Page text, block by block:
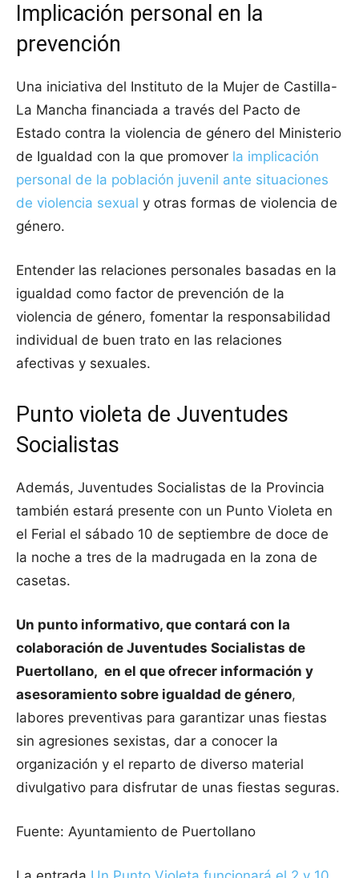
Implicación personal en la
prevención
Una iniciativa del Instituto de la Mujer de Castilla-
La Mancha financiada a través del Pacto de
Estado contra la violencia de género del Ministerio
de Igualdad con la que promover la implicación
personal de la población juvenil ante situaciones
de violencia sexual y otras formas de violencia de
género.
Entender las relaciones personales basadas en la
igualdad como factor de prevención de la
violencia de género, fomentar la responsabilidad
individual de buen trato en las relaciones
afectivas y sexuales.
Punto violeta de Juventudes
Socialistas
Además, Juventudes Socialistas de la Provincia
también estará presente con un Punto Violeta en
el Ferial el sábado 10 de septiembre de doce de
la noche a tres de la madrugada en la zona de
casetas.
Un punto informativo, que contará con la
colaboración de Juventudes Socialistas de
Puertollano, en el que ofrecer información y
asesoramiento sobre igualdad de género,
labores preventivas para garantizar unas fiestas
sin agresiones sexistas, dar a conocer la
organización y el reparto de diverso material
divulgativo para disfrutar de unas fiestas seguras.
Fuente: Ayuntamiento de Puertollano